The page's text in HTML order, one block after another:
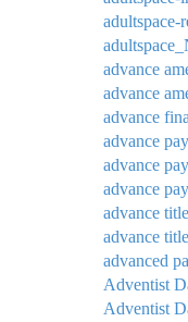
advance
advance
advance
advance
advance
advance
advance
advance
advanced
Adventist
Adventist